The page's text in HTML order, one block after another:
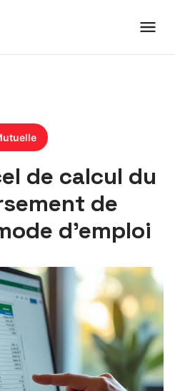
de calcul du
de
d’emploi